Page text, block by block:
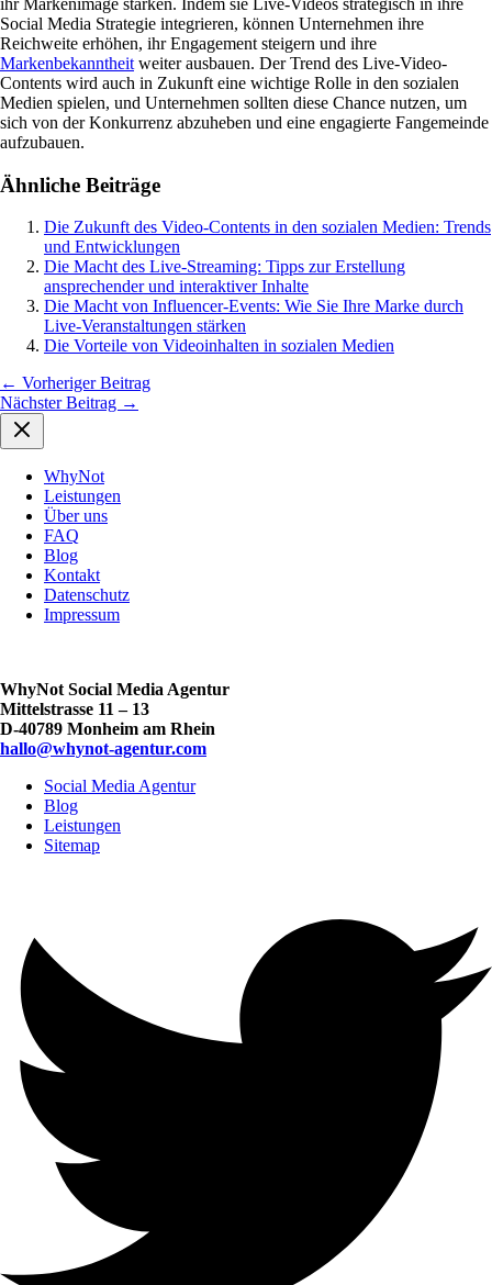
Social Media Strategie integrieren, können Unternehmen ihre
Reichweite erhöhen, ihr Engagement steigern und ihre
Markenbekanntheit weiter ausbauen. Der Trend des Live-Video-
Contents wird auch in Zukunft eine wichtige Rolle in den sozialen
Medien spielen, und Unternehmen sollten diese Chance nutzen, um
sich von der Konkurrenz abzuheben und eine engagierte Fangemeinde
aufzubauen.
Ähnliche Beiträge
Die Zukunft des Video-Contents in den sozialen Medien: Trends
und Entwicklungen
Die Macht des Live-Streaming: Tipps zur Erstellung
ansprechender und interaktiver Inhalte
Die Macht von Influencer-Events: Wie Sie Ihre Marke durch
Live-Veranstaltungen stärken
Die Vorteile von Videoinhalten in sozialen Medien
← Vorheriger Beitrag
Nächster Beitrag →
WhyNot
Leistungen
Über uns
FAQ
Blog
Kontakt
Datenschutz
Impressum
WhyNot Social Media Agentur
Mittelstrasse 11 – 13
D-40789 Monheim am Rhein
hallo@whynot-agentur.com
Social Media Agentur
Blog
Leistungen
Sitemap